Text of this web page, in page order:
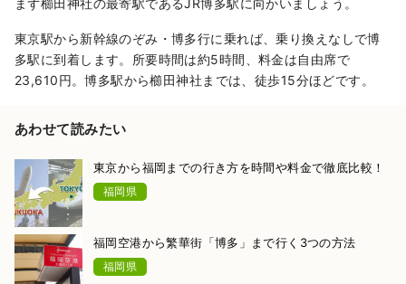
まず櫛田神社の最寄駅であるJR博多駅に向かいましょう。
東京駅から新幹線のぞみ・博多行に乗れば、乗り換えなしで博
多駅に到着します。所要時間は約5時間、料金は自由席で
23,610円。博多駅から櫛田神社までは、徒歩15分ほどです。
あわせて読みたい
東京から福岡までの行き方を時間や料金で徹底比較！
福岡県
福岡空港から繁華街「博多」まで行く3つの方法
福岡県